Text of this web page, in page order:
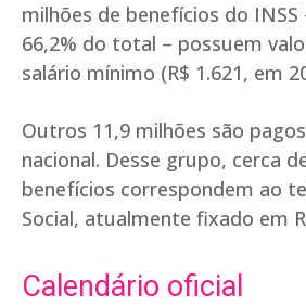
milhões de benefícios do
66,2% do total – possuem
salário mínimo (R$ 1.621, em
Outros 11,9 milhões são
nacional. Desse grupo, cerca
benefícios correspondem ao
Social, atualmente fixado em
Calendário oficial